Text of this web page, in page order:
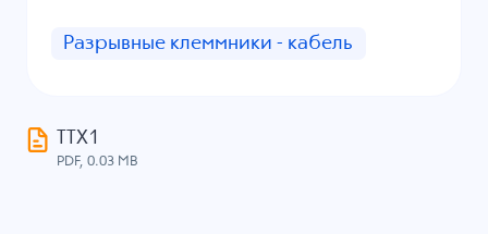
Разрывные клеммники - кабель
ТТХ1
PDF, 0.03 MB